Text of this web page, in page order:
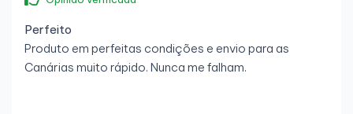
Perfeito
Produto em perfeitas condições e envio para as
Canárias muito rápido. Nunca me falham.